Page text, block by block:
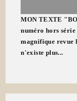
MON TEXTE
numéro hors
magnifique revue
n'existe plus...